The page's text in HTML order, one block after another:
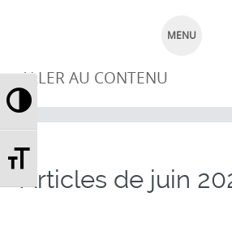
Passer en
Changer la taille de
MENU
ALLER AU CONTENU
Articles de juin